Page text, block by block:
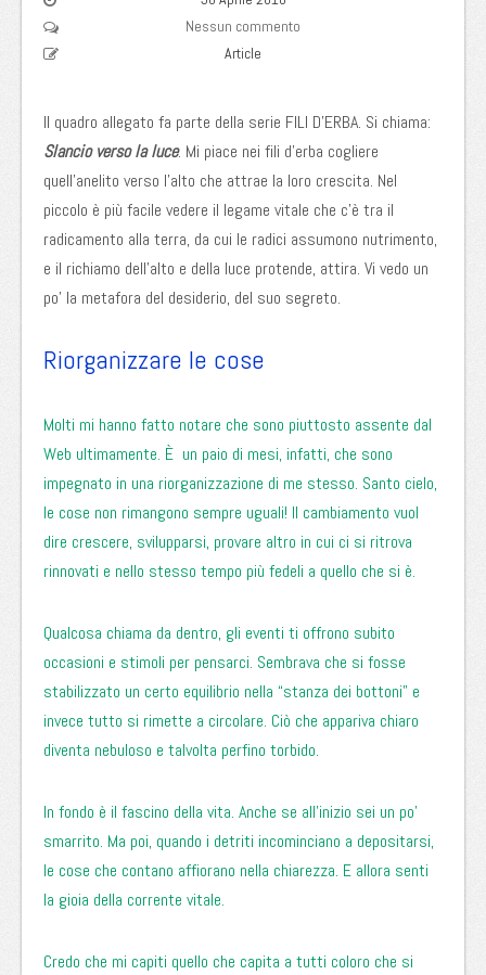
Nessun commento
Article
Il quadro allegato fa parte della serie FILI D’ERBA. Si chiama:
Slancio verso la luce. Mi piace nei fili d’erba cogliere
quell’anelito verso l’alto che attrae la loro crescita. Nel
piccolo è più facile vedere il legame vitale che c’è tra il
radicamento alla terra, da cui le radici assumono nutrimento,
e il richiamo dell’alto e della luce protende, attira. Vi vedo un
po’ la metafora del desiderio, del suo segreto.
Riorganizzare le cose
Molti mi hanno fatto notare che sono piuttosto assente dal
Web ultimamente. È un paio di mesi, infatti, che sono
impegnato in una riorganizzazione di me stesso. Santo cielo,
le cose non rimangono sempre uguali! Il cambiamento vuol
dire crescere, svilupparsi, provare altro in cui ci si ritrova
rinnovati e nello stesso tempo più fedeli a quello che si è.
Qualcosa chiama da dentro, gli eventi ti offrono subito
occasioni e stimoli per pensarci. Sembrava che si fosse
stabilizzato un certo equilibrio nella “stanza dei bottoni” e
invece tutto si rimette a circolare. Ciò che appariva chiaro
diventa nebuloso e talvolta perfino torbido.
In fondo è il fascino della vita. Anche se all’inizio sei un po’
smarrito. Ma poi, quando i detriti incominciano a depositarsi,
le cose che contano affiorano nella chiarezza. E allora senti
la gioia della corrente vitale.
Credo che mi capiti quello che capita a tutti coloro che si